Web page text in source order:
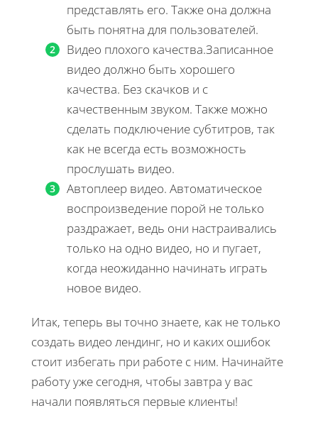
представлять его. Также она должна
быть понятна для пользователей.
Видео плохого качества.Записанное
видео должно быть хорошего
качества. Без скачков и с
качественным звуком. Также можно
сделать подключение субтитров, так
как не всегда есть возможность
прослушать видео.
Автоплеер видео. Автоматическое
воспроизведение порой не только
раздражает, ведь они настраивались
только на одно видео, но и пугает,
когда неожиданно начинать играть
новое видео.
Итак, теперь вы точно знаете, как не только
создать видео лендинг, но и каких ошибок
стоит избегать при работе с ним. Начинайте
работу уже сегодня, чтобы завтра у вас
начали появляться первые клиенты!